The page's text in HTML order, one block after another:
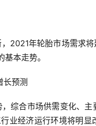
2021年轮胎市场需求
本走势。
长预测
综合市场供需变化、
业经济运行环境将明